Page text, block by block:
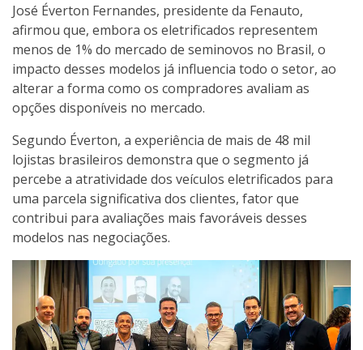
José Éverton Fernandes, presidente da Fenauto,
afirmou que, embora os eletrificados representem
menos de 1% do mercado de seminovos no Brasil, o
impacto desses modelos já influencia todo o setor, ao
alterar a forma como os compradores avaliam as
opções disponíveis no mercado.
Segundo Éverton, a experiência de mais de 48 mil
lojistas brasileiros demonstra que o segmento já
percebe a atratividade dos veículos eletrificados para
uma parcela significativa dos clientes, fator que
contribui para avaliações mais favoráveis desses
modelos nas negociações.